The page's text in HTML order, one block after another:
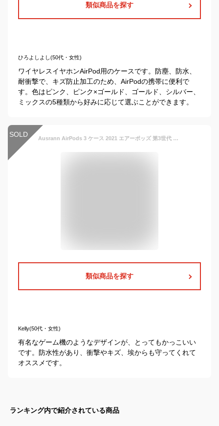
類似商品を探す
ひろよしよし(50代・女性)
ワイヤレスイヤホンAirPod用のケースです。防塵、防水、
耐衝撃で、キズ防止加工のため、AirPodの携帯に便利で
す。色はピンク、ピンク×ゴールド、ゴールド、シルバー、
ミックスの5種類から好みに応じて選ぶことができます。
SOLD Ausrann AirPods 3 ケース 2021 エアーポッズ 第3世代 カバー カラビナ リング付き Magsafe ワイヤレス充電対応 エアーポッズ 3カバー ポケモン かわいい シリコンケース 全面保護 TPU カバー 耐衝撃 傷防止 軽量 防塵 防水 着脱簡単 AirPods第3世代 ケース（ブルー+赤）
類似商品を探す
Kelly(50代・女性)
有名なゲーム機のようなデザインが、とってもかっこいい
です。防水性があり、衝撃やキズ、埃からも守ってくれて
オススメです。
ランキング内で紹介されている商品